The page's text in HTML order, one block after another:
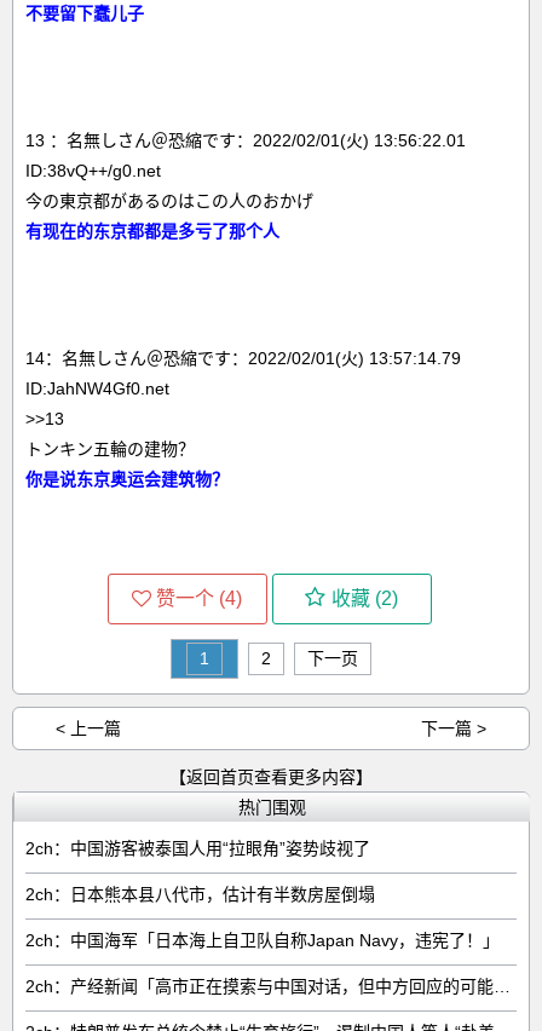
不要留下蠢儿子
13 ：名無しさん＠恐縮です：2022/02/01(火) 13:56:22.01
ID:38vQ++/g0.net
今の東京都があるのはこの人のおかげ
有现在的东京都都是多亏了那个人
14：名無しさん＠恐縮です：2022/02/01(火) 13:57:14.79
ID:JahNW4Gf0.net
>>13
トンキン五輪の建物？
你是说东京奥运会建筑物？
赞一个 (4) 收藏 (2)
1 2 下一页
< 上一篇 下一篇 >
【返回首页查看更多内容】
热门围观
2ch：中国游客被泰国人用“拉眼角”姿势歧视了
2ch：日本熊本县八代市，估计有半数房屋倒塌
2ch：中国海军「日本海上自卫队自称Japan Navy，违宪了！」